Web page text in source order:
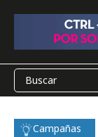
Campañas